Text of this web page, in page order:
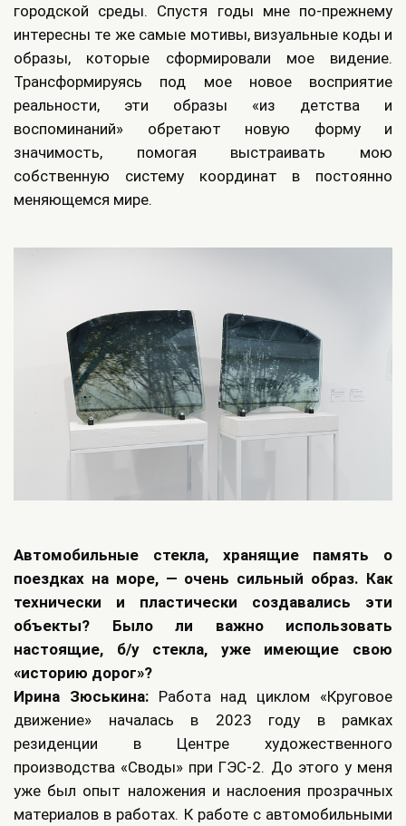
городской среды. Спустя годы мне по-прежнему
интересны те же самые мотивы, визуальные коды и
образы, которые сформировали мое видение.
Трансформируясь под мое новое восприятие
реальности, эти образы «из детства и
воспоминаний» обретают новую форму и
значимость, помогая выстраивать мою
собственную систему координат в постоянно
меняющемся мире.
Автомобильные стекла, хранящие память о
поездках на море, — очень сильный образ. Как
технически и пластически создавались эти
объекты? Было ли важно использовать
настоящие, б/у стекла, уже имеющие свою
«историю дорог»?
Ирина Зюськина: Работа над циклом «Круговое
движение» началась в 2023 году в рамках
резиденции в Центре художественного
производства «Своды» при ГЭС-2. До этого у меня
уже был опыт наложения и наслоения прозрачных
материалов в работах. К работе с автомобильными